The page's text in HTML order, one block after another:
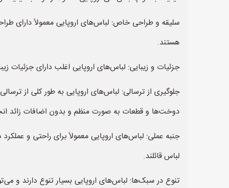
سلیقه و طراحی خاص: لباس‌های اروپایی معمولاً دارای
هستند.
جزئیات و زیبایی: لباس‌های اروپایی اغلب دارای جزئیات
جلوگیری از ترسالی: لباس‌های اروپایی به طور کلی از
دوخت‌ها و قطعات به صورت منظم و بدون اضافات زائد
جنبه عملی: لباس‌های اروپایی معمولاً برای راحتی و
لباس قائلند.
تنوع در سبک‌ها: لباس‌های اروپایی بسیار تنوع دارند و